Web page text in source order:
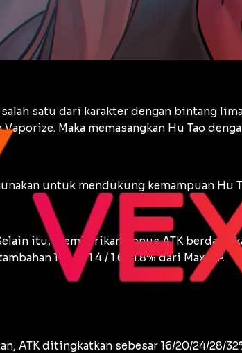
satu dari karakter dengan bintang
Maka memasangkan Hu Tao
untuk mendukung kemampuan Hu
itu, memberikan Bonus ATK
1 / 1.2 / 1.4 / 1.6 / 1.8% dari Max HP.
ATK ditingkatkan sebesar 16/20/24/28/